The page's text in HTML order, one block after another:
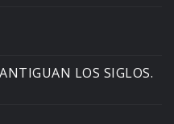
LOS SIGLOS.